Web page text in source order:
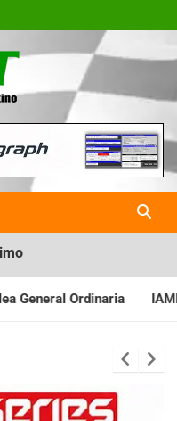
Revista
en
ARGENTINA: